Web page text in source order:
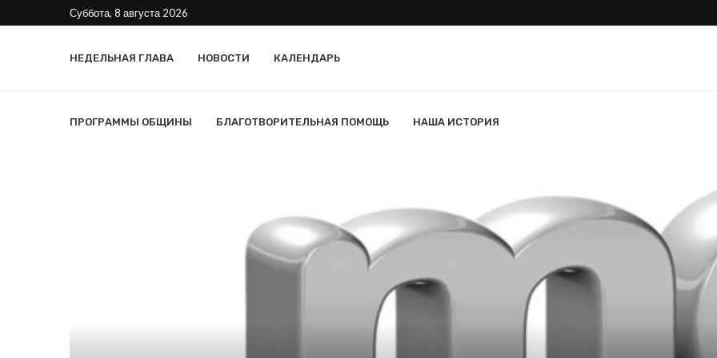
Суббота, 8 августа 2026
НЕДЕЛЬНАЯ ГЛАВА НОВОСТИ КАЛЕНДАРЬ
ПРОГРАММЫ ОБЩИНЫ БЛАГОТВОРИТЕЛЬНАЯ ПОМОЩЬ НАША ИСТОРИЯ